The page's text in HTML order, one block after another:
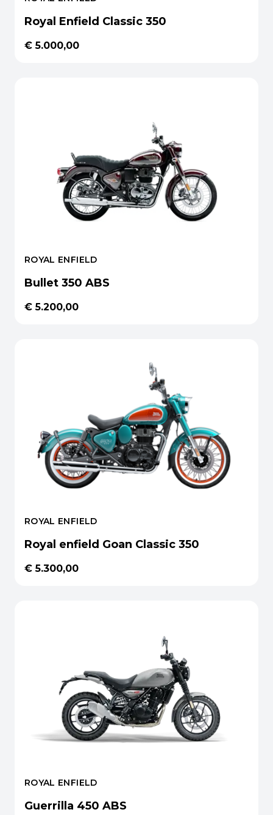
Royal Enfield Classic 350
€ 5.000,00
ROYAL ENFIELD
Bullet 350 ABS
€ 5.200,00
ROYAL ENFIELD
Royal enfield Goan Classic 350
€ 5.300,00
ROYAL ENFIELD
Guerrilla 450 ABS